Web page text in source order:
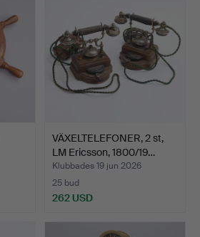
VÄXELTELEFONER, 2 st,
LM Ericsson, 1800/19…
Klubbades 19 jun 2026
25 bud
262 USD